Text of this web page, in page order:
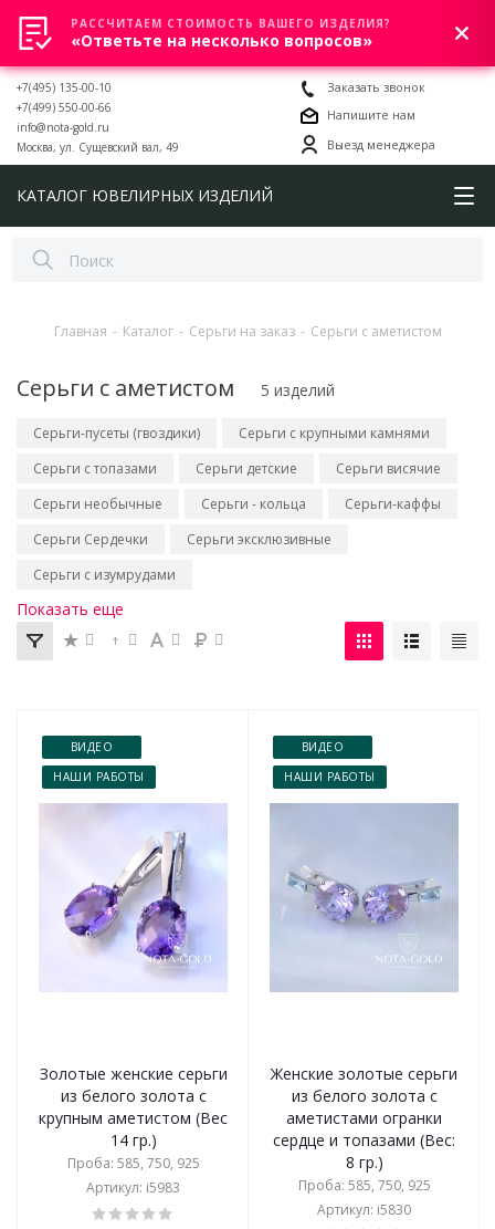
0
+7(495) 135-00-10
+7(499) 550-00-66
info@nota-gold.ru
Москва, ул. Сущевский вал, 49
Заказать звонок
Напишите нам
Выезд менеджера
КАТАЛОГ ЮВЕЛИРНЫХ ИЗДЕЛИЙ
Главная - Каталог - Серьги на заказ - Серьги с аметистом
Серьги с аметистом 5 изделий
Серьги-пусеты (гвоздики)
Серьги с крупными камнями
Серьги с топазами
Серьги детские
Серьги висячие
Серьги необычные
Серьги - кольца
Серьги-каффы
Серьги Сердечки
Серьги эксклюзивные
Серьги с изумрудами
Показать еще
ВИДЕО
НАШИ РАБОТЫ
Золотые женские серьги
из белого золота с
крупным аметистом (Вес
14 гр.)
Проба: 585, 750, 925
Артикул: i5983
ВИДЕО
НАШИ РАБОТЫ
Женские золотые серьги
из белого золота с
аметистами огранки
сердце и топазами (Вес:
8 гр.)
Проба: 585, 750, 925
Артикул: i5830
РАССЧИТАЕМ СТОИМОСТЬ ВАШЕГО ИЗДЕЛИЯ?
«Ответьте на несколько вопросов»